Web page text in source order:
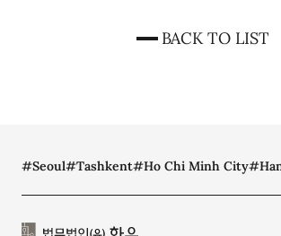
BACK TO LIST
#Seoul#Tashkent#Ho Chi Minh City